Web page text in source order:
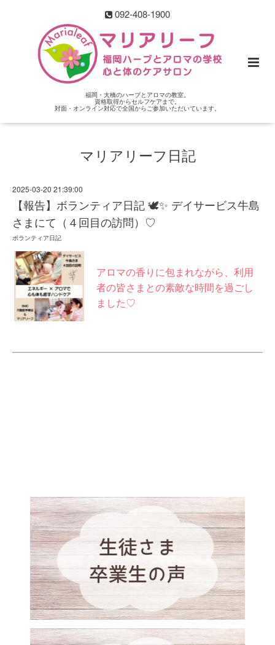
092-408-1900
福岡・大橋のハーブとアロマの教室。
資格取得からセルフケアまで。
対面・オンライン対応で全国からご参加いただいています。
マリアリーフ日記
2025-03-20 21:39:00
【報告】ボランティア日記 🕊✨ デイサービス牛島
さまにて（４回目の訪問）♡
ボランティア日記
アロマの香りに包まれながら、利用
者の皆さまとの素敵な時間を過ごし
ました♡